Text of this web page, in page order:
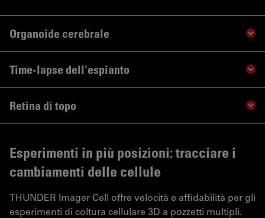
Organoide cerebrale
Time-lapse dell'espianto
Retina di topo
Esperimenti in più posizioni: tracciare i
cambiamenti delle cellule
THUNDER Imager Cell offre velocità e affidabilità per gli
esperimenti di coltura cellulare 3D a pozzetti multipli.